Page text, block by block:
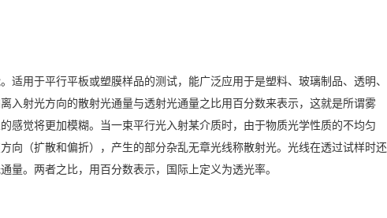
用于平行平板或塑膜样品的测试，能广泛应用于是塑料、玻璃制品、透明、
入射光方向的散射光通量与透射光通量之比用百分数来表示，这就是所谓雾
感觉将更加模糊。当一束平行光入射某介质时，由于物质光学性质的不均匀
向（扩散和偏折），产生的部分杂乱无章光线称散射光。光线在透过试样时还
。两者之比，用百分数表示，国际上定义为透光率。